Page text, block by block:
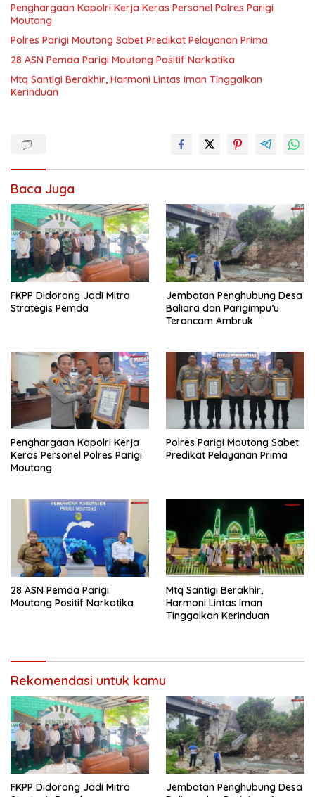
Penghargaan Kapolri Kerja Keras Personel Polres Parigi
Moutong
Polres Parigi Moutong Sabet Predikat Pelayanan Prima
28 ASN Pemda Parigi Moutong Positif Narkotika
Mtq Santigi Berakhir, Harmoni Lintas Iman Tinggalkan
Kerinduan
Baca Juga
FKPP Didorong Jadi Mitra
Strategis Pemda
Jembatan Penghubung Desa
Baliara dan Parigimpu’u
Terancam Ambruk
Penghargaan Kapolri Kerja
Keras Personel Polres Parigi
Moutong
Polres Parigi Moutong Sabet
Predikat Pelayanan Prima
28 ASN Pemda Parigi
Moutong Positif Narkotika
Mtq Santigi Berakhir,
Harmoni Lintas Iman
Tinggalkan Kerinduan
Rekomendasi untuk kamu
FKPP Didorong Jadi Mitra
Jembatan Penghubung Desa